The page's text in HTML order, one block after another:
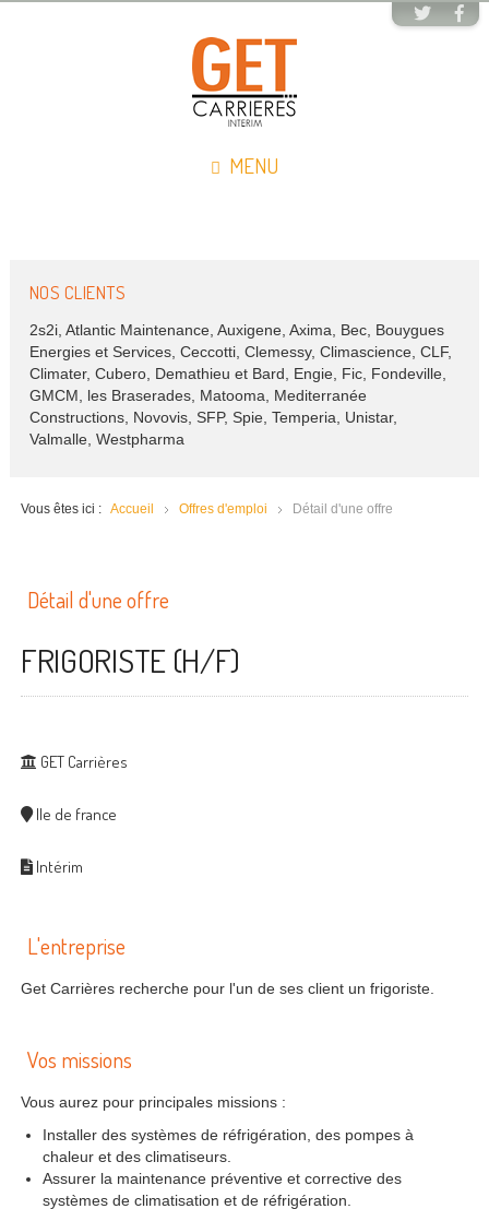
MENU
NOS CLIENTS
2s2i, Atlantic Maintenance, Auxigene, Axima, Bec, Bouygues
Energies et Services, Ceccotti, Clemessy, Climascience, CLF,
Climater, Cubero, Demathieu et Bard, Engie, Fic, Fondeville,
GMCM, les Braserades, Matooma, Mediterranée
Constructions, Novovis, SFP, Spie, Temperia, Unistar,
Valmalle, Westpharma
Vous êtes ici : Accueil Offres d'emploi Détail d'une offre
Détail d'une offre
FRIGORISTE (H/F)
GET Carrières
Ile de france
Intérim
L'entreprise
Get Carrières recherche pour l'un de ses client un frigoriste.
Vos missions
Vous aurez pour principales missions :
Installer des systèmes de réfrigération, des pompes à
chaleur et des climatiseurs.
Assurer la maintenance préventive et corrective des
systèmes de climatisation et de réfrigération.